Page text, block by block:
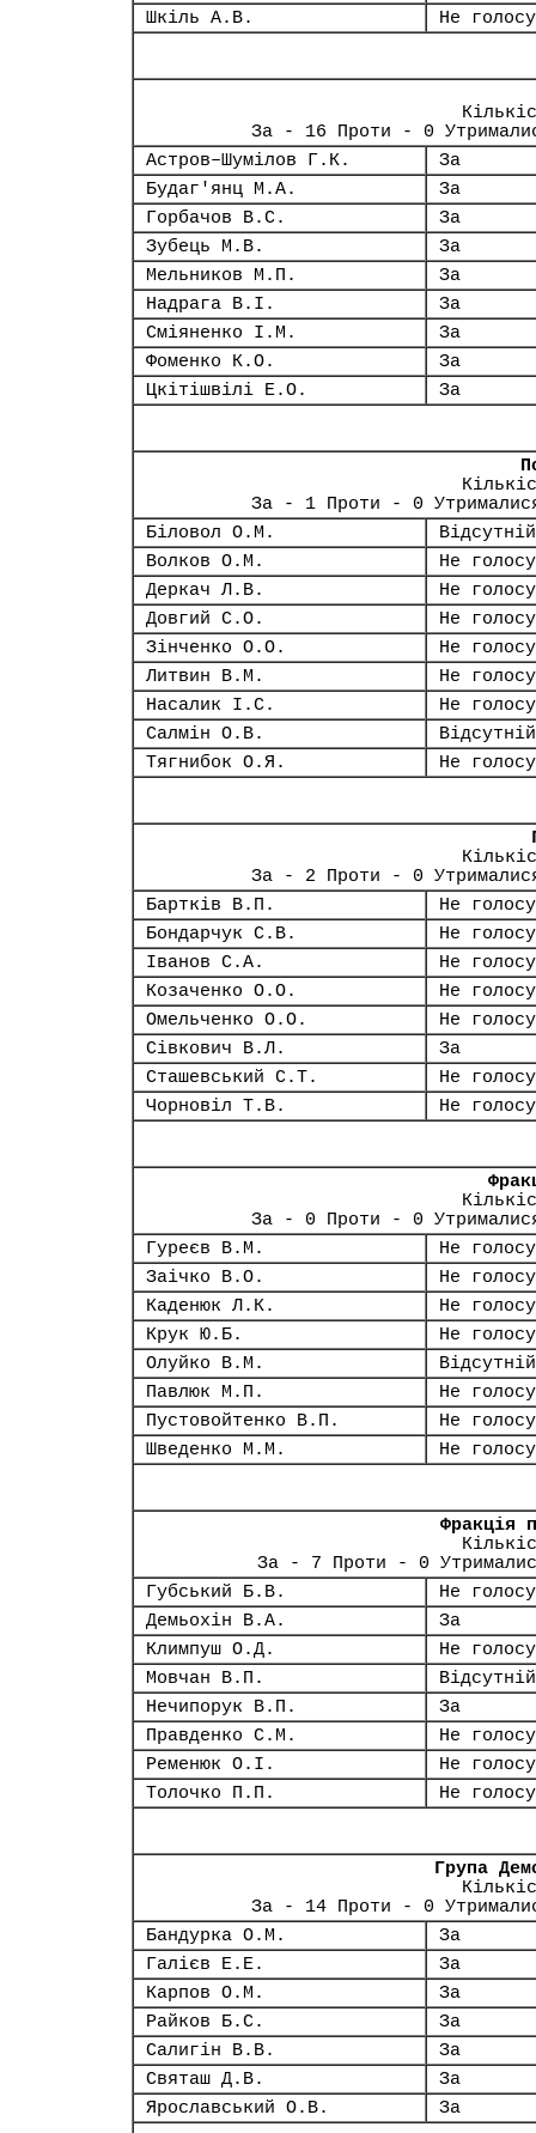
Шкіль А.В.
Не
За - 16 Проти - 0
Астров–Шумілов Г.К.
За
Будаг'янц М.А.
За
Горбачов В.С.
За
Зубець М.В.
За
Мельников М.П.
За
Надрага В.І.
За
Сміяненко І.М.
За
Фоменко К.О.
За
Цкітішвілі Е.О.
За
За - 1 Проти - 0
Біловол О.М.
Відсутній
Волков О.М.
Не
Деркач Л.В.
Не
Довгий С.О.
Не
Зінченко О.О.
Не
Литвин В.М.
Не
Насалик І.С.
Не
Салмін О.В.
Відсутній
Тягнибок О.Я.
Не
За - 2 Проти - 0
Бартків В.П.
Не
Бондарчук С.В.
Не
Іванов С.А.
Не
Козаченко О.О.
Не
Омельченко О.О.
Не
Сівкович В.Л.
За
Сташевський С.Т.
Не
Чорновіл Т.В.
Не
За - 0 Проти - 0
Гуреєв В.М.
Не
Заічко В.О.
Не
Каденюк Л.К.
Не
Крук Ю.Б.
Не
Олуйко В.М.
Відсутній
Павлюк М.П.
Не
Пустовойтенко В.П.
Не
Шведенко М.М.
Не
Фракція
За - 7 Проти - 0
Губський Б.В.
Не
Демьохін В.А.
За
Климпуш О.Д.
Не
Мовчан В.П.
Відсутній
Нечипорук В.П.
За
Правденко С.М.
Не
Ременюк О.І.
Не
Толочко П.П.
Не
Група
За - 14 Проти - 0
Бандурка О.М.
За
Галієв Е.Е.
За
Карпов О.М.
За
Райков Б.С.
За
Салигін В.В.
За
Святаш Д.В.
За
Ярославський О.В.
За